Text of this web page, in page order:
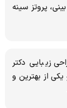
پروتز سینه
جراحی زیبایى دکتر
یکى از بهترین و